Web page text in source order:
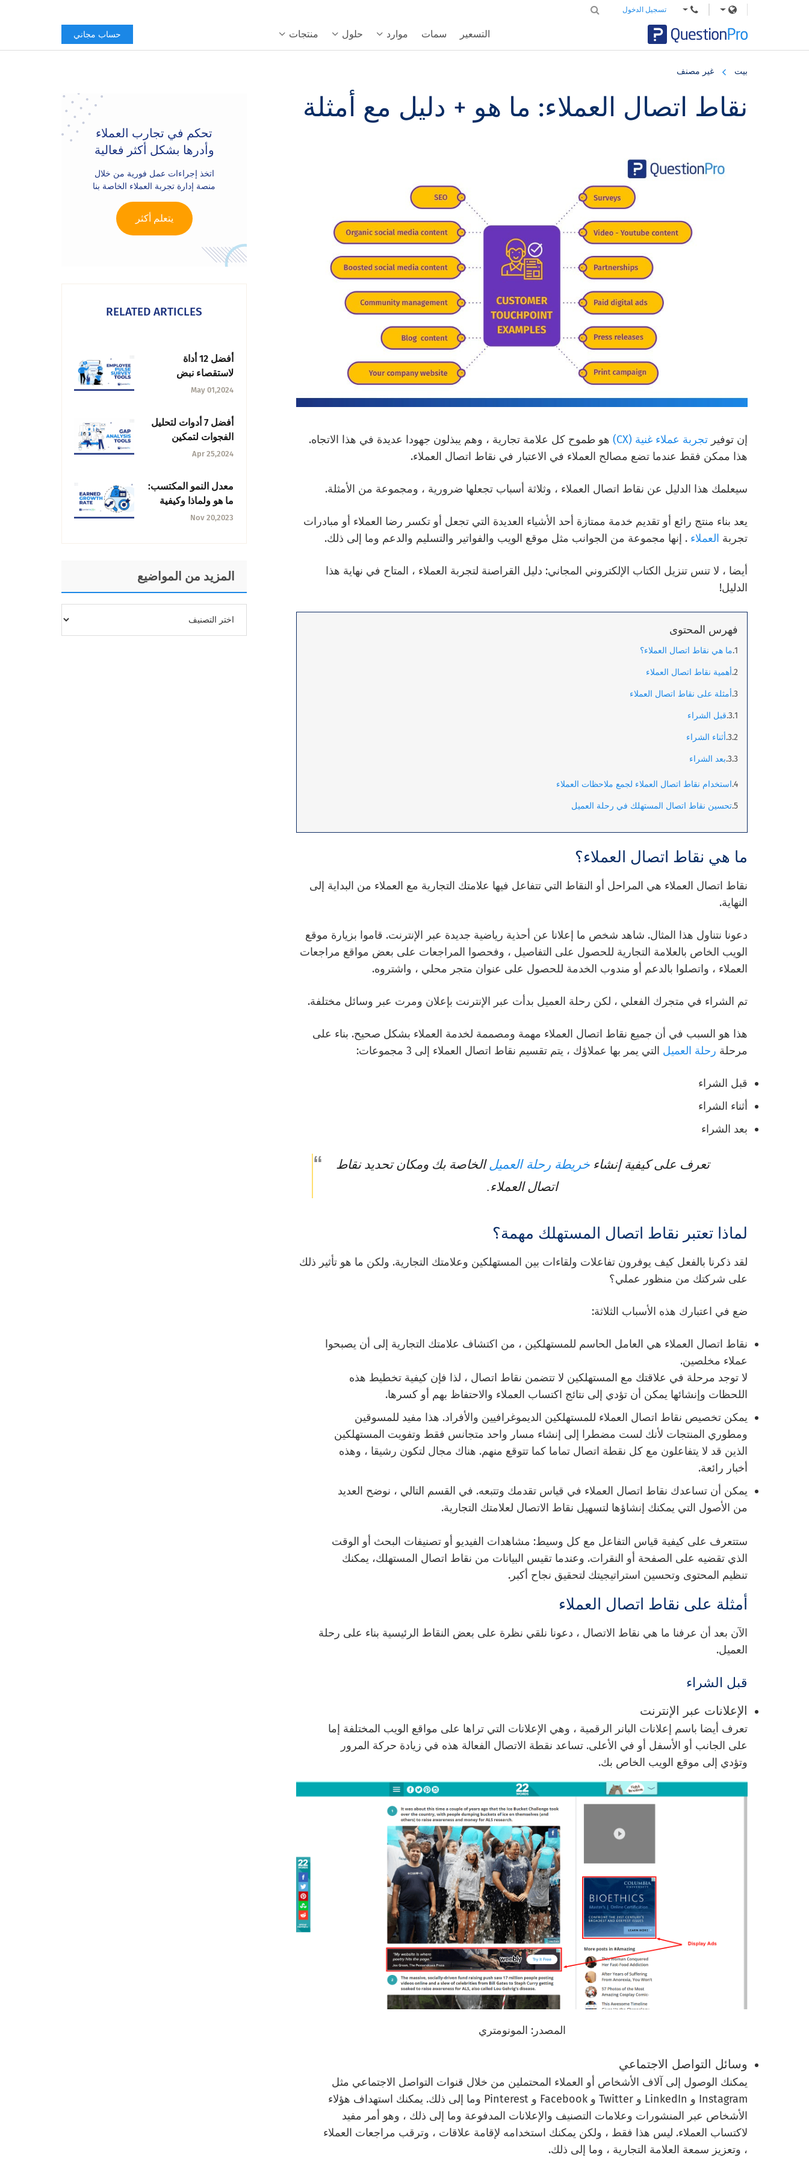
منتجات حلول موارد سمات التسعير
تسجيل الدخول
حساب مجاني
بيت غير مصنف
نقاط اتصال العملاء: ما هو + دليل مع أمثلة
إن توفير تجربة عملاء غنية (CX)
هو طموح كل علامة تجارية ، وهم يبذلون جهودا عديدة في هذا الاتجاه.
هذا ممكن فقط عندما تضع مصالح العملاء في الاعتبار في نقاط اتصال العملاء.
سيعلمك هذا الدليل عن نقاط اتصال العملاء ، وثلاثة أسباب تجعلها ضرورية ، ومجموعة من الأمثلة.
يعد بناء منتج رائع أو تقديم خدمة ممتازة أحد الأشياء العديدة التي تجعل أو تكسر رضا العملاء أو مبادرات
تجربة العملاء . إنها مجموعة من الجوانب مثل موقع الويب والفواتير والتسليم والدعم وما إلى ذلك.
أيضا ، لا تنس تنزيل الكتاب الإلكتروني المجاني: دليل القراصنة لتجربة العملاء ، المتاح في نهاية هذا
الدليل!
فهرس المحتوى
ما هي نقاط اتصال العملاء؟
أهمية نقاط اتصال العملاء
أمثلة على نقاط اتصال العملاء
قبل الشراء
أثناء الشراء
بعد الشراء
استخدام نقاط اتصال العملاء لجمع ملاحظات العملاء
تحسين نقاط اتصال المستهلك في رحلة العميل
ما هي نقاط اتصال العملاء؟
نقاط اتصال العملاء هي المراحل أو النقاط التي تتفاعل فيها علامتك التجارية مع العملاء من البداية إلى
النهاية.
دعونا نتناول هذا المثال. شاهد شخص ما إعلانا عن أحذية رياضية جديدة عبر الإنترنت. قاموا بزيارة موقع
الويب الخاص بالعلامة التجارية للحصول على التفاصيل ، وفحصوا المراجعات على بعض مواقع مراجعات
العملاء ، واتصلوا بالدعم أو مندوب الخدمة للحصول على عنوان متجر محلي ، واشتروه.
تم الشراء في متجرك الفعلي ، لكن رحلة العميل بدأت عبر الإنترنت بإعلان ومرت عبر وسائل مختلفة.
هذا هو السبب في أن جميع نقاط اتصال العملاء مهمة ومصممة لخدمة العملاء بشكل صحيح. بناء على
مرحلة رحلة العميل التي يمر بها عملاؤك ، يتم تقسيم نقاط اتصال العملاء إلى 3 مجموعات:
قبل الشراء
أثناء الشراء
بعد الشراء
تعرف على كيفية إنشاءخريطة رحلة العميلالخاصة بك ومكان تحديد نقاط
اتصال العملاء.
لماذا تعتبر نقاط اتصال المستهلك مهمة؟
لقد ذكرنا بالفعل كيف يوفرون تفاعلات ولقاءات بين المستهلكين وعلامتك التجارية. ولكن ما هو تأثير ذلك
على شركتك من منظور عملي؟
ضع في اعتبارك هذه الأسباب الثلاثة:
نقاط اتصال العملاء هي العامل الحاسم للمستهلكين ، من اكتشاف علامتك التجارية إلى أن يصبحوا
عملاء مخلصين.
لا توجد مرحلة في علاقتك مع المستهلكين لا تتضمن نقاط اتصال ، لذا فإن كيفية تخطيط هذه
اللحظات وإنشائها يمكن أن تؤدي إلى نتائج اكتساب العملاء والاحتفاظ بهم أو كسرها.
يمكن تخصيص نقاط اتصال العملاء للمستهلكين الديموغرافيين والأفراد. هذا مفيد للمسوقين
ومطوري المنتجات لأنك لست مضطرا إلى إنشاء مسار واحد متجانس فقط وتفويت المستهلكين
الذين قد لا يتفاعلون مع كل نقطة اتصال تماما كما تتوقع منهم. هناك مجال لتكون رشيقا ، وهذه
أخبار رائعة.
يمكن أن تساعدك نقاط اتصال العملاء في قياس تقدمك وتتبعه. في القسم التالي ، نوضح العديد
من الأصول التي يمكنك إنشاؤها لتسهيل نقاط الاتصال لعلامتك التجارية.
ستتعرف على كيفية قياس التفاعل مع كل وسيط: مشاهدات الفيديو أو تصنيفات البحث أو الوقت
الذي تقضيه على الصفحة أو النقرات. وعندما تقيس البيانات من نقاط اتصال المستهلك، يمكنك
تنظيم المحتوى وتحسين استراتيجيتك لتحقيق نجاح أكبر.
أمثلة على نقاط اتصال العملاء
الآن بعد أن عرفنا ما هي نقاط الاتصال ، دعونا نلقي نظرة على بعض النقاط الرئيسية بناء على رحلة
العميل.
قبل الشراء
الإعلانات عبر الإنترنت
تعرف أيضا باسم إعلانات البانر الرقمية ، وهي الإعلانات التي تراها على مواقع الويب المختلفة إما
على الجانب أو الأسفل أو في الأعلى. تساعد نقطة الاتصال الفعالة هذه في زيادة حركة المرور
وتؤدي إلى موقع الويب الخاص بك.
المصدر: المونومتري
وسائل التواصل الاجتماعي
يمكنك الوصول إلى آلاف الأشخاص أو العملاء المحتملين من خلال قنوات التواصل الاجتماعي مثل
Instagram و LinkedIn و Twitter و Facebook و Pinterest وما إلى ذلك. يمكنك استهداف هؤلاء
الأشخاص عبر المنشورات وعلامات التصنيف والإعلانات المدفوعة وما إلى ذلك ، وهو أمر مفيد
لاكتساب العملاء. ليس هذا فقط ، ولكن يمكنك استخدامه لإقامة علاقات ، وترقب مراجعات العملاء
، وتعزيز سمعة العلامة التجارية ، وما إلى ذلك.
تحكم في تجارب العملاء
وأدرها بشكل أكثر فعالية
اتخذ إجراءات عمل فورية من خلال
منصة إدارة تجربة العملاء الخاصة بنا
يتعلم أكثر
RELATED ARTICLES
أفضل 12 أداة
لاستقصاء نبض
الموظفين تكشف عن
2025
May 01,2024
أفضل 7 أدوات لتحليل
الفجوات لتمكين
أعمالك في عام 2025
Apr 25,2024
معدل النمو المكتسب:
ما هو ولماذا وكيفية
حسابه
Nov 20,2023
المزيد من المواضيع
المواضيع